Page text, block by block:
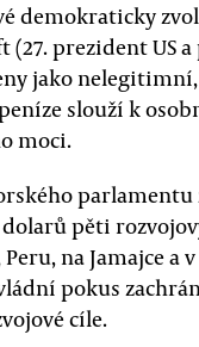
demokraticky
prezident US
jako
slouží k
moci.
parlamentu
pěti
na Jamajce a
pokus
cíle.